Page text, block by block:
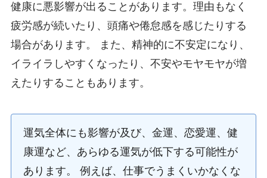
健康に悪影響が出ることがあります。理由もなく
疲労感が続いたり、頭痛や倦怠感を感じたりする
場合があります。 また、精神的に不安定になり、
イライラしやすくなったり、不安やモヤモヤが増
えたりすることもあります。
運気全体にも影響が及び、金運、恋愛運、健
康運など、あらゆる運気が低下する可能性が
あります。 例えば、仕事でうまくいかなくな